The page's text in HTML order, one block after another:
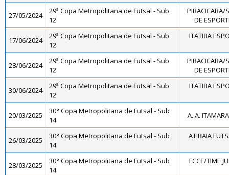
27/05/2024
29ª Copa Metropolitana de Futsal - Sub
12
PIRACICABA/
DE
17/06/2024
29ª Copa Metropolitana de Futsal - Sub
12
ITATIBA
28/06/2024
29ª Copa Metropolitana de Futsal - Sub
12
PIRACICABA/
DE
30/06/2024
29ª Copa Metropolitana de Futsal - Sub
12
ITATIBA
20/03/2025
30° Copa Metropolitana de Futsal - Sub
14
A. A.
26/03/2025
30° Copa Metropolitana de Futsal - Sub
14
ATIBAIA
28/03/2025
30° Copa Metropolitana de Futsal - Sub
14
FCCE/TIME